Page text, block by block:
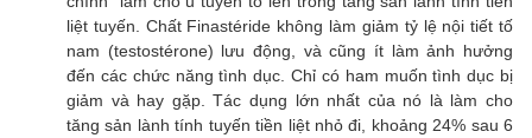
liệt tuyến. Chất Finastéride không làm giảm tỷ lệ nội tiết tố
nam (testostérone) lưu động, và cũng ít làm ảnh hưởng
đến các chức năng tình dục. Chỉ có ham muốn tình dục bị
giảm và hay gặp. Tác dụng lớn nhất của nó là làm cho
tăng sản lành tính tuyến tiền liệt nhỏ đi, khoảng 24% sau 6